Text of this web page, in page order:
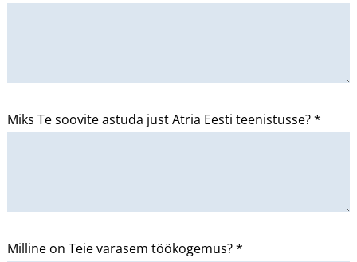
Miks Te soovite astuda just Atria Eesti teenistusse? *
Milline on Teie varasem töökogemus? *